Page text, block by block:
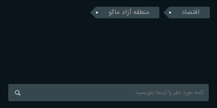
اقتصاد
منطقه آزاد ماکو